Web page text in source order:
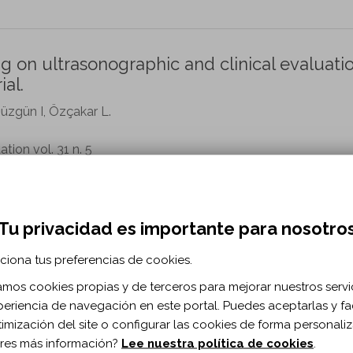
on ultrasonographic and clinical
I, Özçakar L.
vol. 31 n. 5
10749357.2023.2291898
device plus physiotherapy in
patients with hemiplegia: An
J, Sillapachai T, Hirano S, Saitoh E, Piravej K.
and Rehabilitation. vol. 103 n. 5
privacidad es importante para
tus preferencias de cookies.
cookies propias y de terceros para mejorar nuestros
de navegación en este portal. Puedes aceptarlas y
del site o configurar las cookies de forma
más información? Lee nuestra política de cookies